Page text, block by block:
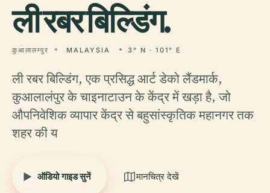
लीरबर बिल्डिंग.
कुआलालम्पुर MALAYSIA 3° N · 101° E
ली रबर बिल्डिंग, एक प्रसिद्ध आर्ट डेको लैंडमार्क,
कुआलालंपुर के चाइनाटाउन के केंद्र में खड़ा है, जो
औपनिवेशिक व्यापार केंद्र से बहुसांस्कृतिक महानगर तक
शहर की य
ऑडियो गाइड सुनें मानचित्र देखें